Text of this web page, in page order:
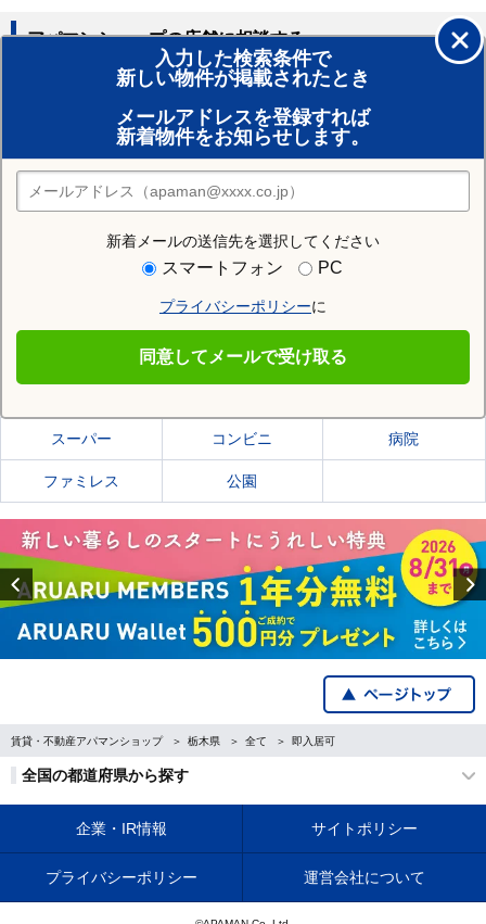
入力した検索条件で
新しい物件が掲載されたとき
メールアドレスを登録すれば
新着物件をお知らせします。
新着メールの送信先を選択してください
スマートフォン PC
プライバシーポリシーに
同意してメールで受け取る
アパマンショップの店舗に相談する
賃貸のプロがお部屋探し！
おまかせ物件リクエスト
住みたい街の店舗を探す
店舗検索
住む街研究所で下都賀郡壬生町の情報を見る
下都賀郡壬生町の施設一覧
スーパー コンビニ 病院
ファミレス 公園
Previous
賃貸・不動産アパマンショップ 栃木県 全て 即入居可
全国の都道府県から探す
企業・IR情報 サイトポリシー
プライバシーポリシー 運営会社について